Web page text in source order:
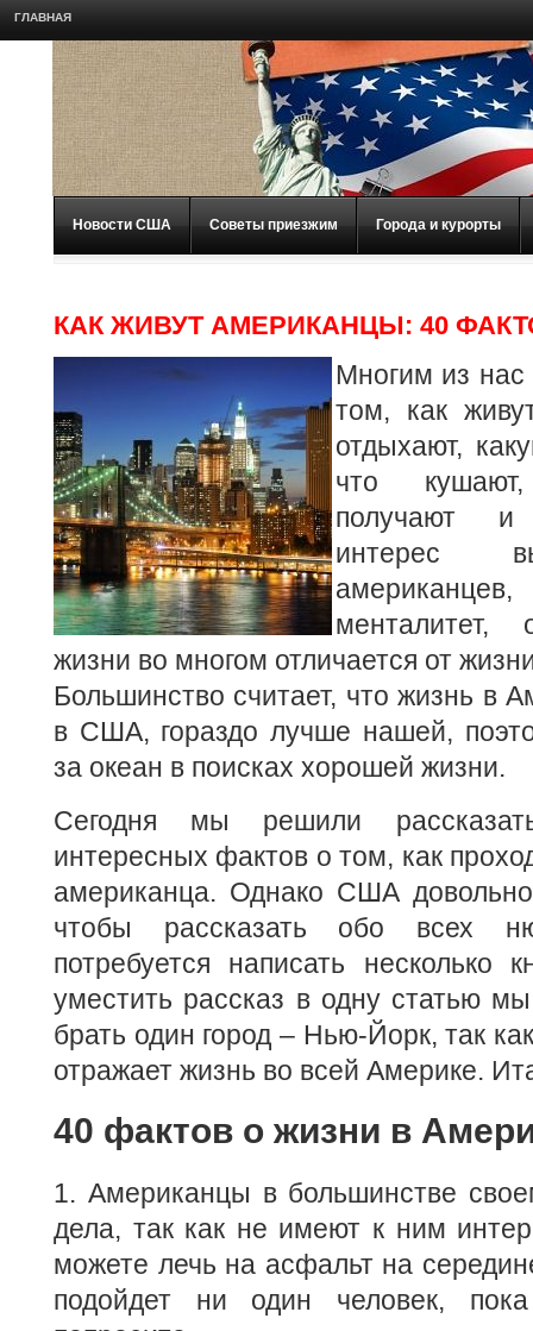
ГЛАВНАЯ
Новости США Советы приезжим Города и курорты
КАК ЖИВУТ АМЕРИКАНЦЫ: 40
Многим из нас
том, как
отдыхают,
что
получают
интерес
жизни во многом отличается от
Большинство считает, что жизнь в
в США, гораздо лучше нашей,
за океан в поисках хорошей жизни.
Сегодня мы решили
интересных фактов о том, как
американца. Однако США
чтобы рассказать обо всех
потребуется написать несколько
уместить рассказ в одну статью
брать один город – Нью-Йорк, так
отражает жизнь во всей Америке.
40 фактов о жизни в
1. Американцы в большинстве
дела, так как не имеют к ним
можете лечь на асфальт на
подойдет ни один человек,